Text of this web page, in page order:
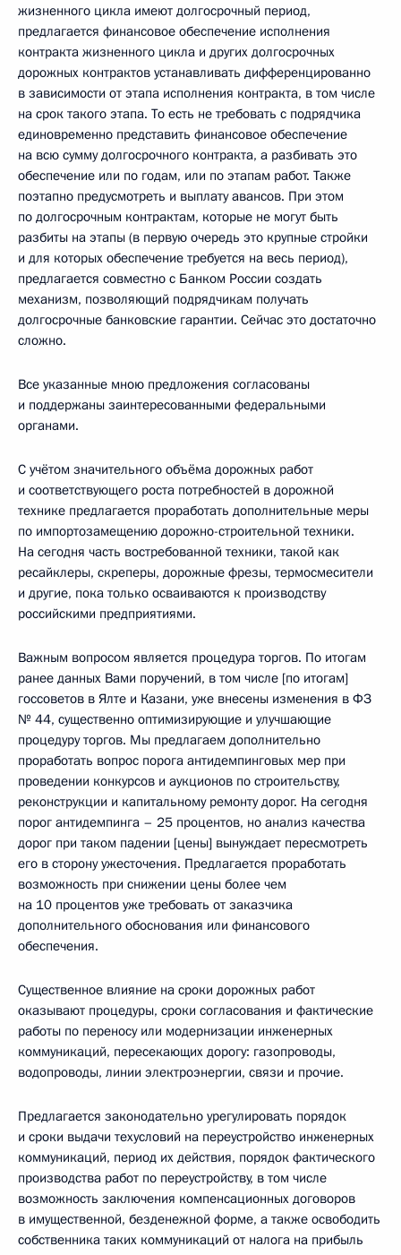
жизненного цикла имеют долгосрочный период,
предлагается финансовое обеспечение исполнения
контракта жизненного цикла и других долгосрочных
дорожных контрактов устанавливать дифференцированно
в зависимости от этапа исполнения контракта, в том числе
на срок такого этапа. То есть не требовать с подрядчика
единовременно представить финансовое обеспечение
на всю сумму долгосрочного контракта, а разбивать это
обеспечение или по годам, или по этапам работ. Также
поэтапно предусмотреть и выплату авансов. При этом
по долгосрочным контрактам, которые не могут быть
разбиты на этапы (в первую очередь это крупные стройки
и для которых обеспечение требуется на весь период),
предлагается совместно с Банком России создать
механизм, позволяющий подрядчикам получать
долгосрочные банковские гарантии. Сейчас это достаточно
сложно.
Все указанные мною предложения согласованы
и поддержаны заинтересованными федеральными
органами.
С учётом значительного объёма дорожных работ
и соответствующего роста потребностей в дорожной
технике предлагается проработать дополнительные меры
по импортозамещению дорожно-строительной техники.
На сегодня часть востребованной техники, такой как
ресайклеры, скреперы, дорожные фрезы, термосмесители
и другие, пока только осваиваются к производству
российскими предприятиями.
Важным вопросом является процедура торгов. По итогам
ранее данных Вами поручений, в том числе [по итогам]
госсоветов в Ялте и Казани, уже внесены изменения в ФЗ
№ 44, существенно оптимизирующие и улучшающие
процедуру торгов. Мы предлагаем дополнительно
проработать вопрос порога антидемпинговых мер при
проведении конкурсов и аукционов по строительству,
реконструкции и капитальному ремонту дорог. На сегодня
порог антидемпинга – 25 процентов, но анализ качества
дорог при таком падении [цены] вынуждает пересмотреть
его в сторону ужесточения. Предлагается проработать
возможность при снижении цены более чем
на 10 процентов уже требовать от заказчика
дополнительного обоснования или финансового
обеспечения.
Существенное влияние на сроки дорожных работ
оказывают процедуры, сроки согласования и фактические
работы по переносу или модернизации инженерных
коммуникаций, пересекающих дорогу: газопроводы,
водопроводы, линии электроэнергии, связи и прочие.
Предлагается законодательно урегулировать порядок
и сроки выдачи техусловий на переустройство инженерных
коммуникаций, период их действия, порядок фактического
производства работ по переустройству, в том числе
возможность заключения компенсационных договоров
в имущественной, безденежной форме, а также освободить
собственника таких коммуникаций от налога на прибыль